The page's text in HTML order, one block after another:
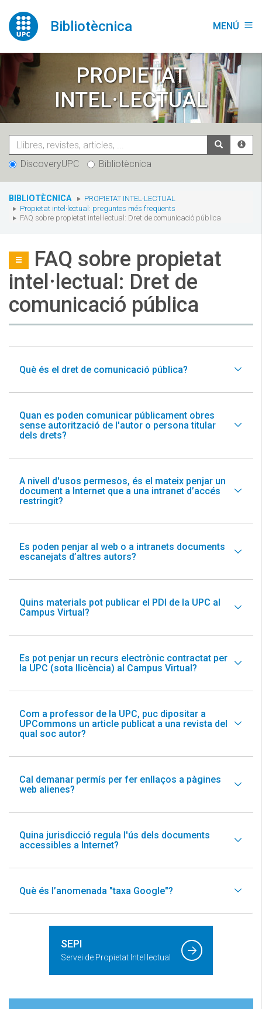
contingut
Bibliotècnica MENÚ menu
PROPIETAT
INTEL·LECTUAL
DiscoveryUPC Bibliotècnica
You
are
here:
BIBLIOTÈCNICA
PROPIETAT INTEL·LECTUAL
Propietat intel·lectual: preguntes més freqüents
FAQ sobre propietat intel·lectual: Dret de comunicació pública
FAQ sobre propietat
intel·lectual: Dret de
comunicació pública
Què és el dret de comunicació pública?
Quan es poden comunicar públicament obres
sense autorització de l'autor o persona titular
dels drets?
A nivell d'usos permesos, és el mateix penjar un
document a Internet que a una intranet d’accés
restringit?
Es poden penjar al web o a intranets documents
escanejats d’altres autors?
Quins materials pot publicar el PDI de la UPC al
Campus Virtual?
Es pot penjar un recurs electrònic contractat per
la UPC (sota llicència) al Campus Virtual?
Com a professor de la UPC, puc dipositar a
UPCommons un article publicat a una revista del
qual soc autor?
Cal demanar permís per fer enllaços a pàgines
web alienes?
Quina jurisdicció regula l'ús dels documents
accessibles a Internet?
Què és l’anomenada "taxa Google"?
SEPI
Servei de Propietat Intel·lectual